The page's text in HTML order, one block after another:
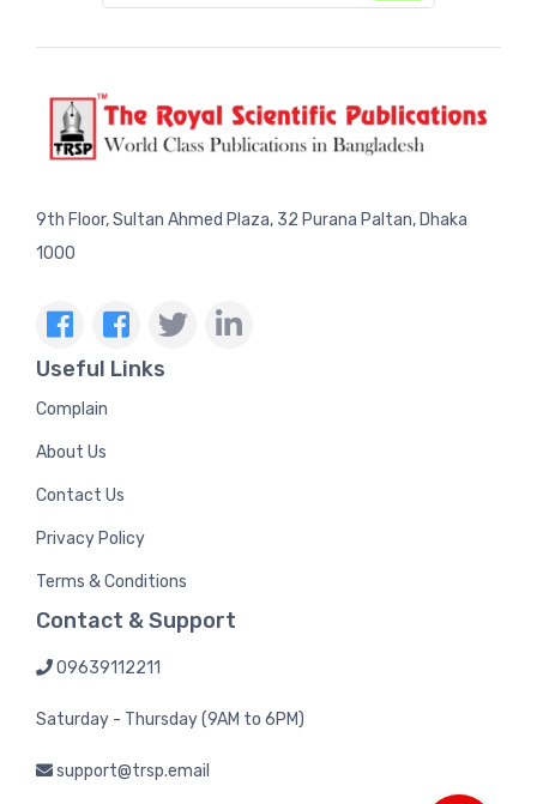
9th Floor, Sultan Ahmed Plaza, 32 Purana Paltan, Dhaka
1000
Useful Links
Complain
About Us
Contact Us
Privacy Policy
Terms & Conditions
Contact & Support
09639112211
Saturday - Thursday (9AM to 6PM)
support@trsp.email